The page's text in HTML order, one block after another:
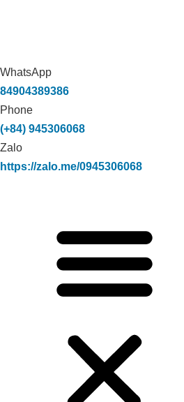
Rì _Bắc Cạn
WhatsApp
84904389386
Phone
(+84) 945306068
Zalo
https://zalo.me/0945306068